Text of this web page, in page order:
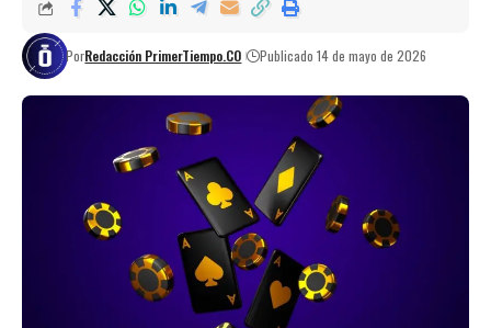
PorRedacción PrimerTiempo.CO Publicado 14 de mayo de 2026